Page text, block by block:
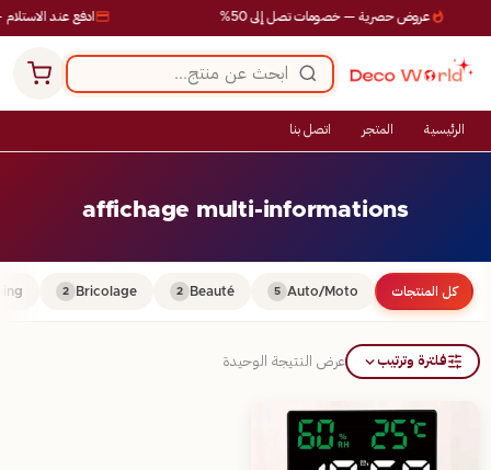
ادفع عند الاستلام عروض حصرية — خصومات تصل إلى 50%
الرئيسية المتجر اتصل بنا
affichage multi-informations
كل المنتجات Auto/Moto
5
Beauté
2
Bricolage
2
فلترة وترتيب عرض النتيجة الوحيدة